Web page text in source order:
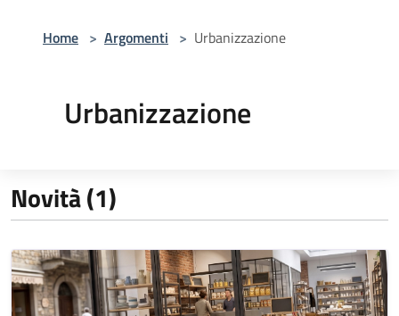
Home > Argomenti > Urbanizzazione
Urbanizzazione
Novità (1)